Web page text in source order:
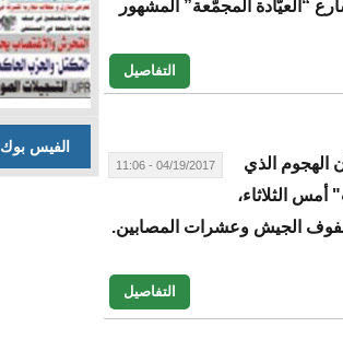
“العيّادة المجمّعة” المشهور
التفاصيل
04/19/2017 - 11:06
الهجوم الذي
الثلاثاء،
الجيش وعشرات المصابين.
التفاصيل
الفيس بوك